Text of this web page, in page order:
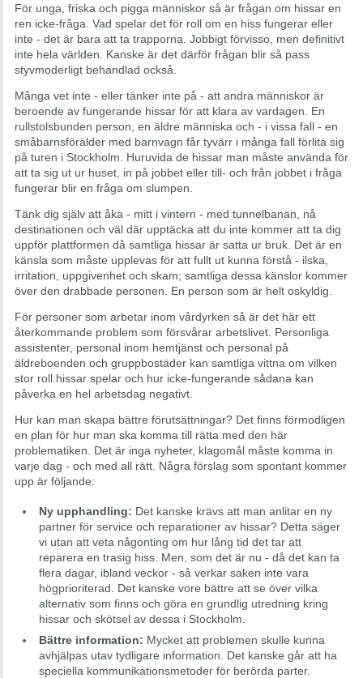
För unga, friska och pigga människor så är frågan om hissar en
ren icke-fråga. Vad spelar det för roll om en hiss fungerar eller
inte - det är bara att ta trapporna. Jobbigt förvisso, men definitivt
inte hela världen. Kanske är det därför frågan blir så pass
styvmoderligt behandlad också.
Många vet inte - eller tänker inte på - att andra människor är
beroende av fungerande hissar för att klara av vardagen. En
rullstolsbunden person, en äldre människa och - i vissa fall - en
småbarnsförälder med barnvagn får tyvärr i många fall förlita sig
på turen i Stockholm. Huruvida de hissar man måste använda för
att ta sig ut ur huset, in på jobbet eller till- och från jobbet i fråga
fungerar blir en fråga om slumpen.
Tänk dig själv att åka - mitt i vintern - med tunnelbanan, nå
destinationen och väl där upptäcka att du inte kommer att ta dig
uppför plattformen då samtliga hissar är satta ur bruk. Det är en
känsla som måste upplevas för att fullt ut kunna förstå - ilska,
irritation, uppgivenhet och skam; samtliga dessa känslor kommer
över den drabbade personen. En person som är helt oskyldig.
För personer som arbetar inom vårdyrken så är det här ett
återkommande problem som försvårar arbetslivet. Personliga
assistenter, personal inom hemtjänst och personal på
äldreboenden och gruppbostäder kan samtliga vittna om vilken
stor roll hissar spelar och hur icke-fungerande sådana kan
påverka en hel arbetsdag negativt.
Hur kan man skapa bättre förutsättningar? Det finns förmodligen
en plan för hur man ska komma till rätta med den här
problematiken. Det är inga nyheter, klagomål måste komma in
varje dag - och med all rätt. Några förslag som spontant kommer
upp är följande:
Ny upphandling: Det kanske krävs att man anlitar en ny
partner för service och reparationer av hissar? Detta säger
vi utan att veta någonting om hur lång tid det tar att
reparera en trasig hiss. Men, som det är nu - då det kan ta
flera dagar, ibland veckor - så verkar saken inte vara
högprioriterad. Det kanske vore bättre att se över vilka
alternativ som finns och göra en grundlig utredning kring
hissar och skötsel av dessa i Stockholm.
Bättre information: Mycket att problemen skulle kunna
avhjälpas utav tydligare information. Det kanske går att ha
speciella kommunikationsmetoder för berörda parter.